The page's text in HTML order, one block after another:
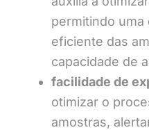
permitindo uma
eficiente das
capacidade de
facilidade de
otimizar o
amostras,